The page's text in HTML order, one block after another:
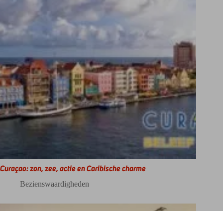
Curaçao: zon, zee, actie en Caribische charme
Bezienswaardigheden